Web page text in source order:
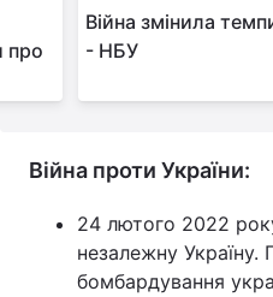
Тема оформлення
про
Війна змінила
- НБУ
Війна проти України:
24 лютого 2022
незалежну Україну.
бомбардування